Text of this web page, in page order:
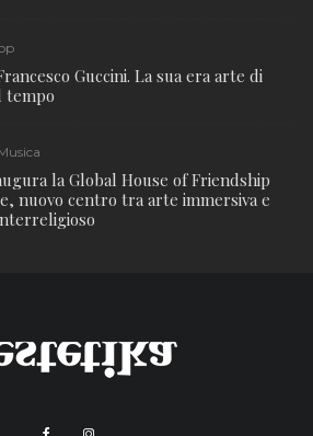
Guccini. La sua era arte di
tempo
la Global House of Friendship
nuovo centro tra arte immersiva e